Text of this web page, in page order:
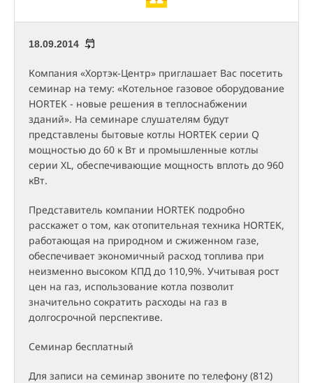
18.09.2014
Компания «Хортэк-Центр» приглашает Вас посетить
семинар на тему: «Котельное газовое оборудование
HORTEK - новые решения в теплоснабжении
зданий». На семинаре слушателям будут
представлены бытовые котлы HORTEK серии Q
мощностью до 60 к Вт и промышленные котлы
серии XL, обеспечивающие мощность вплоть до 960
кВт.
Представитель компании HORTEK подробно
расскажет о том, как отопительная техника HORTEK,
работающая на природном и сжиженном газе,
обеспечивает экономичный расход топлива при
неизменно высоком КПД до 110,9%. Учитывая рост
цен на газ, использование котла позволит
значительно сократить расходы на газ в
долгосрочной перспективе.
Семинар бесплатный
Для записи на семинар звоните по телефону (812)